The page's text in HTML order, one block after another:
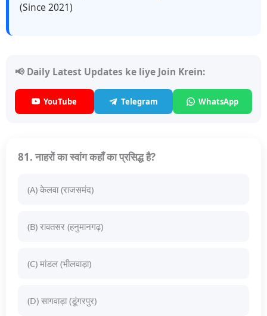
(Since 2021)
📢 Daily Latest Updates ke liye Join Krein:
YouTube Telegram WhatsApp
81. नाहरों का स्वांग कहाँ का प्रसिद्ध है?
(A) केलवा (राजसमंद)
(B) रावतसर (हनुमानगढ़)
(C) मांडल (भीलवाड़ा)
(D) सागवाड़ा (डूंगरपुर)